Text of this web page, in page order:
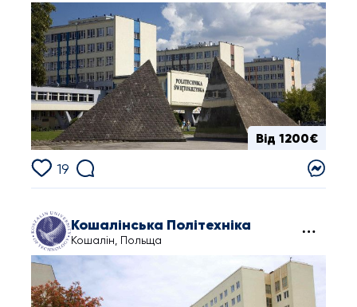
Від 1200€
19
Кошалінська Політехніка
Кошалін, Польща